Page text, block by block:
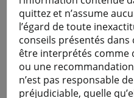
quittez et n’assume
l’égard de toute
conseils présentés dans
être interprétés comme
ou une
n’est pas responsable
préjudiciable, quelle
En
Étudiants
L’Assurance voyage
étudiants poursuivant